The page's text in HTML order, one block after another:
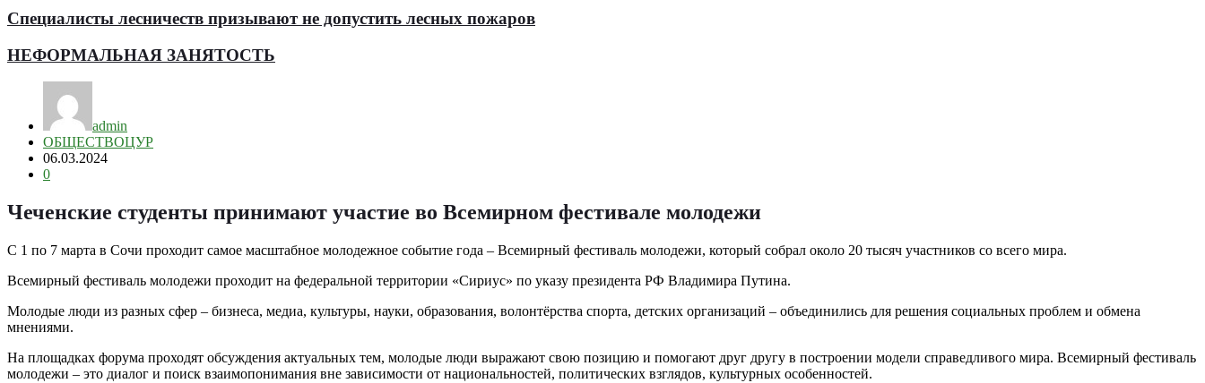
Специалисты лесничеств призывают не допустить лесных пожаров
НЕФОРМАЛЬНАЯ ЗАНЯТОСТЬ
admin
ОБЩЕСТВОЦУР
06.03.2024
0
Чеченские студенты принимают участие во Всемирном фестивале молодежи
С 1 по 7 марта в Сочи проходит самое масштабное молодежное событие года – Всемирный фестиваль молодежи, который собрал около 20 тысяч участников со всего мира.
Всемирный фестиваль молодежи проходит на федеральной территории «Сириус» по указу президента РФ Владимира Путина.
Молодые люди из разных сфер – бизнеса, медиа, культуры, науки, образования, волонтёрства спорта, детских организаций – объединились для решения социальных проблем и обмена
мнениями.
На площадках форума проходят обсуждения актуальных тем, молодые люди выражают свою позицию и помогают друг другу в построении модели справедливого мира. Всемирный фестиваль
молодежи – это диалог и поиск взаимопонимания вне зависимости от национальностей, политических взглядов, культурных особенностей.